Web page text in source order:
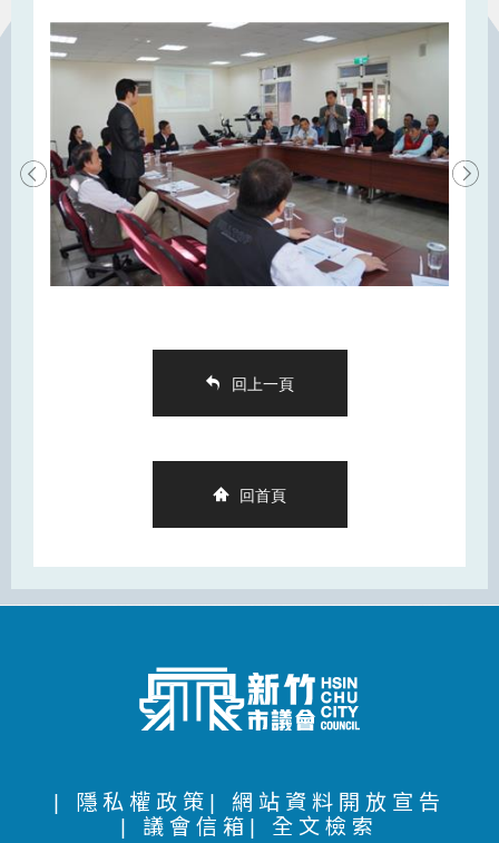
回上一頁
回首頁
| 隱私權政策 | 網站資料開放宣告
| 議會信箱 | 全文檢索